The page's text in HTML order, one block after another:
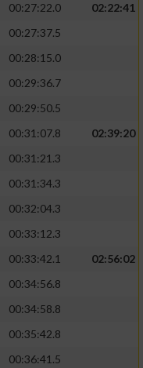
00:27:22.0
02:22:41
00:27:37.5
00:28:15.0
00:29:36.7
00:29:50.5
00:31:07.8
02:39:20
00:31:21.3
00:31:34.3
00:32:04.3
00:33:12.3
00:33:42.1
02:56:02
00:34:56.8
00:34:58.8
00:35:42.8
00:36:41.5